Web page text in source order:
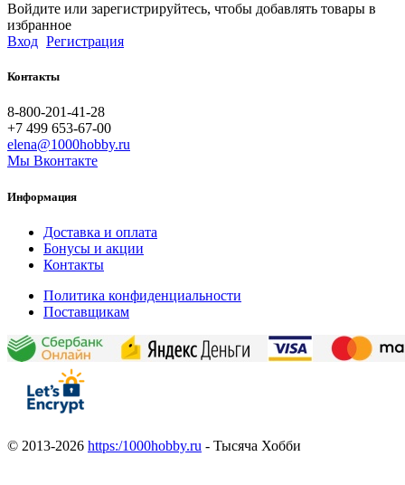
Войдите или зарегистрируйтесь, чтобы добавлять товары в
избранное
Вход Регистрация
Контакты
8-800-201-41-28
+7 499 653-67-00
elena@1000hobby.ru
Мы Вконтакте
Информация
Доставка и оплата
Бонусы и акции
Контакты
Политика конфиденциальности
Поставщикам
© 2013-2026 https:/1000hobby.ru - Тысяча Хобби